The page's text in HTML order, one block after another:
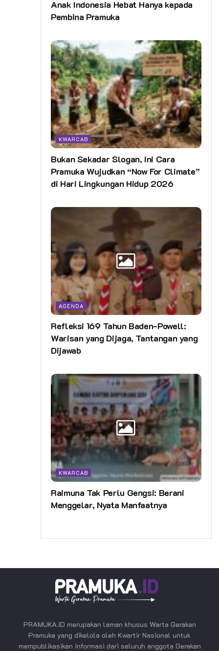
Anak Indonesia Hebat Hanya kepada
Pembina Pramuka
KWARCAB
Bukan Sekadar Slogan, Ini Cara
Pramuka Wujudkan “Now For Climate”
di Hari Lingkungan Hidup 2026
AGENDA
Refleksi 169 Tahun Baden-Powell:
Warisan yang Dijaga, Tantangan yang
Dijawab
KWARCAB
Raimuna Tak Perlu Gengsi: Berani
Menggelar, Nyata Manfaatnya
PRAMUKA.ID merupakan laman khusus Warta Gerakan
Pramuka yang dikelola oleh Kwartir Nasional untuk
mempublikasikan informasi dari seluruh anggota Gerakan